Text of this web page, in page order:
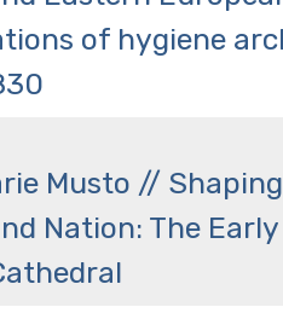
of hygiene
Musto //
Nation: The